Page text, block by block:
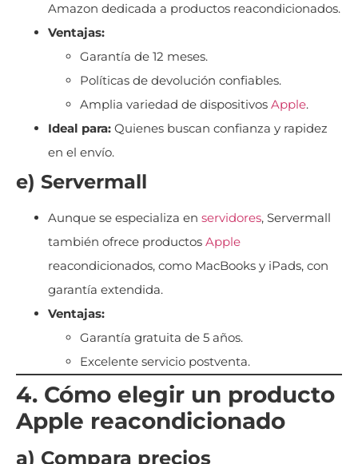
Amazon dedicada a productos reacondicionados.
Ventajas:
Garantía de 12 meses.
Políticas de devolución confiables.
Amplia variedad de dispositivos Apple.
Ideal para: Quienes buscan confianza y rapidez
en el envío.
e) Servermall
Aunque se especializa en servidores, Servermall
también ofrece productos Apple
reacondicionados, como MacBooks y iPads, con
garantía extendida.
Ventajas:
Garantía gratuita de 5 años.
Excelente servicio postventa.
4. Cómo elegir un producto
Apple reacondicionado
a) Compara precios